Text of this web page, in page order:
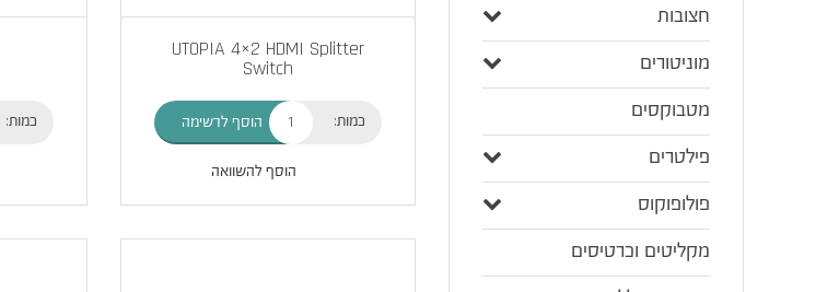
חצובות
מוניטורים
מטבוקסים
פילטרים
פולופוקוס
מקליטים וכרטיסים
UTOPIA 4×2 HDMI Splitter
Switch
כמות: הוסף לרשימה
הוסף להשוואה
כמות: